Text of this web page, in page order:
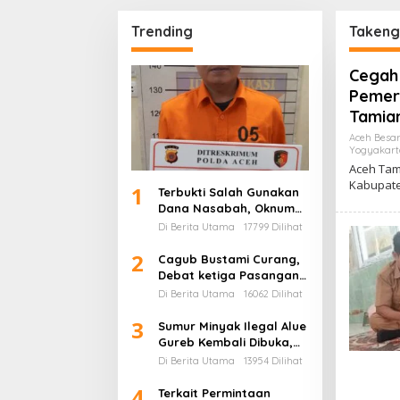
Penahan Bantaran Jalan
Trending
1
Terbukti Salah Gunakan
Dana Nasabah, Oknum
Karyawan BSI Ditahan
Di Berita Utama 17799 Dilihat
2
Cagub Bustami Curang,
Debat ketiga Pasangan
Calon Gubernur Dan
Di Berita Utama 16062 Dilihat
3
Sumur Minyak Ilegal Alue
Gureb Kembali Dibuka,
Satgas PPA: Di duga Ada
Ke Kantong oknum –
Di Berita Utama 13954 Dilihat
Terkait Permintaan
Aceh Besar
Aceh